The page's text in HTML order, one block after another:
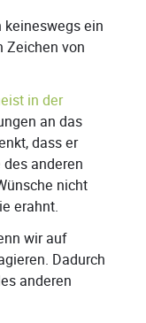
keineswegs ein
Zeichen von
in der
an das
dass er
anderen
nicht
erahnt.
wir auf
Dadurch
anderen